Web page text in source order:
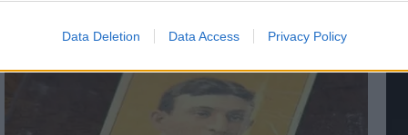
Data Deletion Data Access Privacy Policy